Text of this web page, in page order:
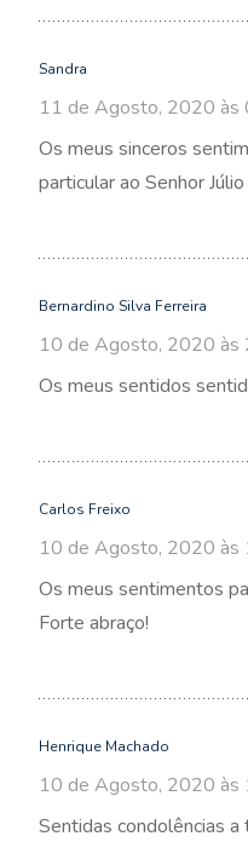
Sandra
11 de Agosto, 2020 às
Os meus sinceros
particular ao Senhor
Bernardino Silva Ferreira
10 de Agosto, 2020 às
Os meus sentidos
Carlos Freixo
10 de Agosto, 2020 às
Os meus sentimentos
Forte abraço!
Henrique Machado
10 de Agosto, 2020 às
Sentidas condolências a